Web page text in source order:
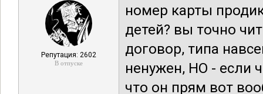
Репутация: 2602
В отпуске
номер карты
детей? вы точно
договор, типа
ненужен, НО - если
что он прям вот